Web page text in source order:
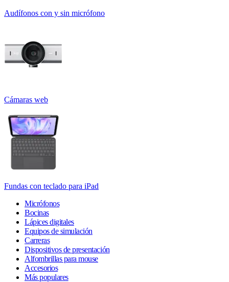
Audífonos con y sin micrófono
Cámaras web
Fundas con teclado para iPad
Micrófonos
Bocinas
Lápices digitales
Equipos de simulación
Carreras
Dispositivos de presentación
Alfombrillas para mouse
Accesorios
Más populares